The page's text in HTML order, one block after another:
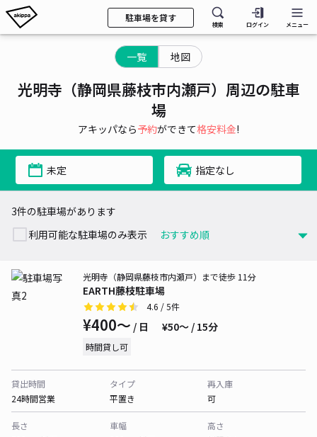
駐車場を貸す
検索 ログイン メニュー
一覧 地図
光明寺（静岡県藤枝市内瀬戸）周辺の駐車
場
アキッパなら予約ができて格安料金!
未定 指定なし
3件の駐車場があります
利用可能な駐車場のみ表示
EARTH藤枝駐車場
光明寺（静岡県藤枝市内瀬戸）まで徒歩 11分
4.6 / 5件
¥400〜 / 日 ¥50〜 / 15分
時間貸し可
貸出時間
24時間営業
タイプ
平置き
再入庫
可
長さ
車幅
高さ